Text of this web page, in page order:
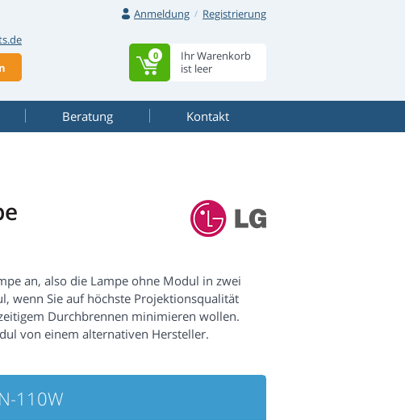
Anmeldung
Registrierung
Ihr Warenkorb
ist leer
0
Beratung Kontakt
an, also die Lampe ohne Modul in zwei
wenn Sie auf höchste Projektionsqualität
Durchbrennen minimieren wollen.
von einem alternativen Hersteller.
110W